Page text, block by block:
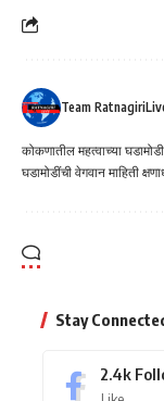
Team
कोकणातील महत्वाच्या
घडामोडींची वेगवान माहिती
Stay
2.4k